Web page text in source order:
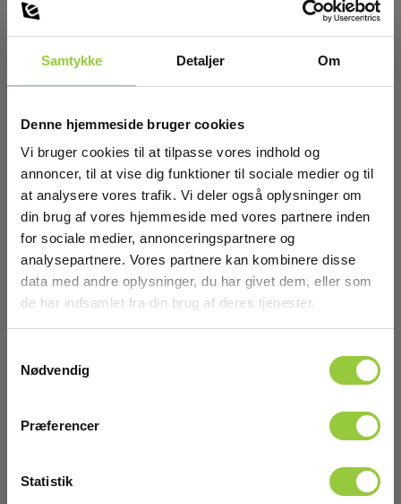
Samtykke Detaljer Om
Denne hjemmeside bruger cookies
Vi bruger cookies til at tilpasse vores indhold og
annoncer, til at vise dig funktioner til sociale medier og til
at analysere vores trafik. Vi deler også oplysninger om
din brug af vores hjemmeside med vores partnere inden
for sociale medier, annonceringspartnere og
analysepartnere. Vores partnere kan kombinere disse
data med andre oplysninger, du har givet dem, eller som
de har indsamlet fra din brug af deres tjenester.
Nødvendig
Præferencer
Statistik
Magnettestprobe MgP Ø6,6mm (sort)
EAN 5706445320592
EL-NR 6398615428
150,00 DKK